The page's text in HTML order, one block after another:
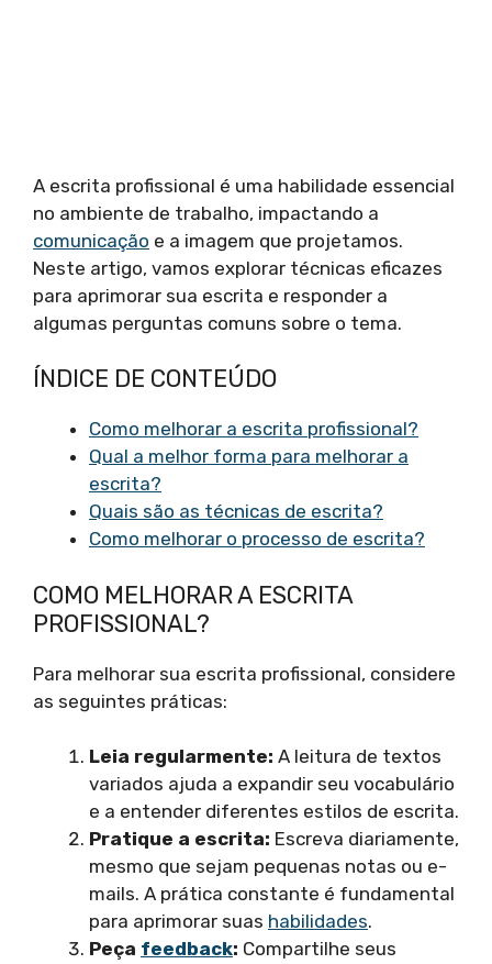
A escrita profissional é uma habilidade essencial
no ambiente de trabalho, impactando a
comunicação e a imagem que projetamos.
Neste artigo, vamos explorar técnicas eficazes
para aprimorar sua escrita e responder a
algumas perguntas comuns sobre o tema.
ÍNDICE DE CONTEÚDO
Como melhorar a escrita profissional?
Qual a melhor forma para melhorar a
escrita?
Quais são as técnicas de escrita?
Como melhorar o processo de escrita?
COMO MELHORAR A ESCRITA
PROFISSIONAL?
Para melhorar sua escrita profissional, considere
as seguintes práticas:
Leia regularmente: A leitura de textos
variados ajuda a expandir seu vocabulário
e a entender diferentes estilos de escrita.
Pratique a escrita: Escreva diariamente,
mesmo que sejam pequenas notas ou e-
mails. A prática constante é fundamental
para aprimorar suas habilidades.
Peça feedback: Compartilhe seus